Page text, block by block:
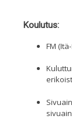
Koulutus:
FM